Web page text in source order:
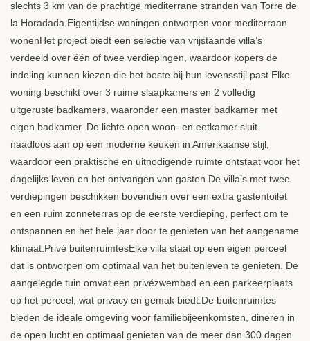
slechts 3 km van de prachtige mediterrane stranden van Torre de
la Horadada.Eigentijdse woningen ontworpen voor mediterraan
wonenHet project biedt een selectie van vrijstaande villa’s
verdeeld over één of twee verdiepingen, waardoor kopers de
indeling kunnen kiezen die het beste bij hun levensstijl past.Elke
woning beschikt over 3 ruime slaapkamers en 2 volledig
uitgeruste badkamers, waaronder een master badkamer met
eigen badkamer. De lichte open woon- en eetkamer sluit
naadloos aan op een moderne keuken in Amerikaanse stijl,
waardoor een praktische en uitnodigende ruimte ontstaat voor het
dagelijks leven en het ontvangen van gasten.De villa’s met twee
verdiepingen beschikken bovendien over een extra gastentoilet
en een ruim zonneterras op de eerste verdieping, perfect om te
ontspannen en het hele jaar door te genieten van het aangename
klimaat.Privé buitenruimtesElke villa staat op een eigen perceel
dat is ontworpen om optimaal van het buitenleven te genieten. De
aangelegde tuin omvat een privézwembad en een parkeerplaats
op het perceel, wat privacy en gemak biedt.De buitenruimtes
bieden de ideale omgeving voor familiebijeenkomsten, dineren in
de open lucht en optimaal genieten van de meer dan 300 dagen